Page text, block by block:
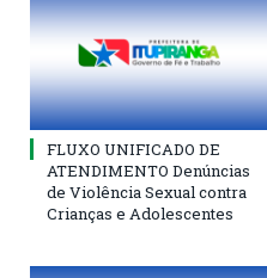
FLUXO UNIFICADO DE
ATENDIMENTO Denúncias
de Violência Sexual contra
Crianças e Adolescentes